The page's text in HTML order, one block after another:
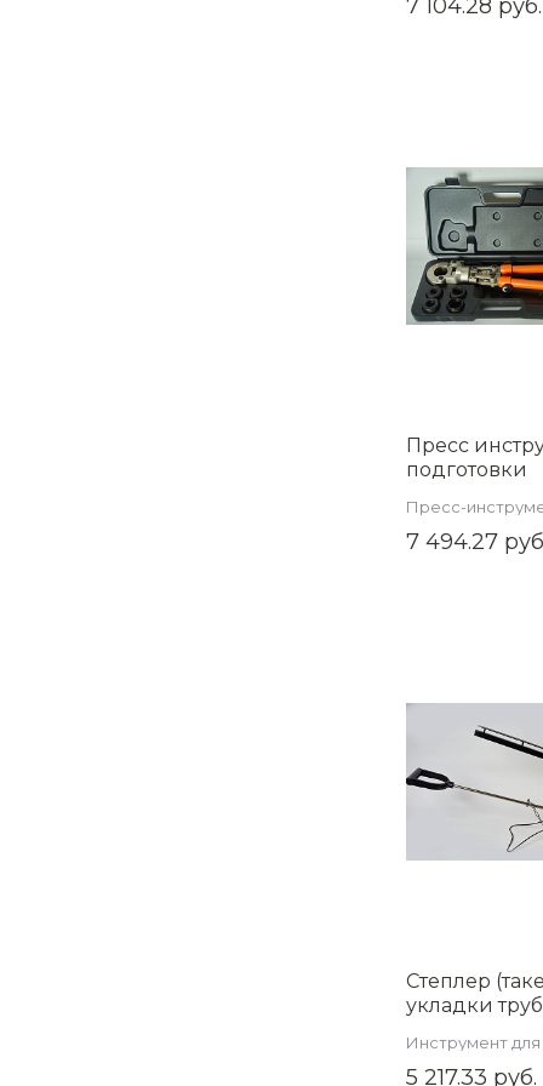
7 104.28 руб.
Пресс
подготовки
Пресс-
7 494.27
Степлер
укладки
JU1620S1
Инструмент
труб
5 217.33 руб.